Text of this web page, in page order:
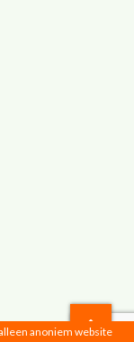
anoniem website